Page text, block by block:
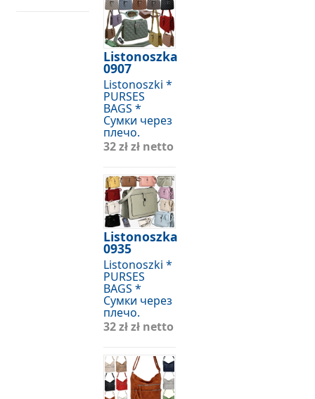
Listonoszka
0907
Listonoszki *
PURSES
BAGS *
Сумки через
плечо.
32 złzł netto
Listonoszka
0935
Listonoszki *
PURSES
BAGS *
Сумки через
плечо.
32 złzł netto